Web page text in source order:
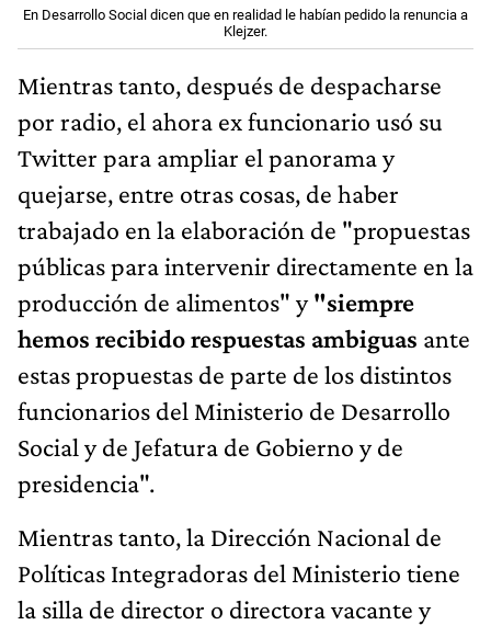
En Desarrollo Social dicen que en realidad le habían pedido la renuncia a
Klejzer.
Mientras tanto, después de despacharse
por radio, el ahora ex funcionario usó su
Twitter para ampliar el panorama y
quejarse, entre otras cosas, de haber
trabajado en la elaboración de "propuestas
públicas para intervenir directamente en la
producción de alimentos" y"siempre
hemos recibido respuestas ambiguas ante
estas propuestas de parte de los distintos
funcionarios del Ministerio de Desarrollo
Social y de Jefatura de Gobierno y de
presidencia".
Mientras tanto, la Dirección Nacional de
Políticas Integradoras del Ministerio tiene
la silla de director o directora vacante y